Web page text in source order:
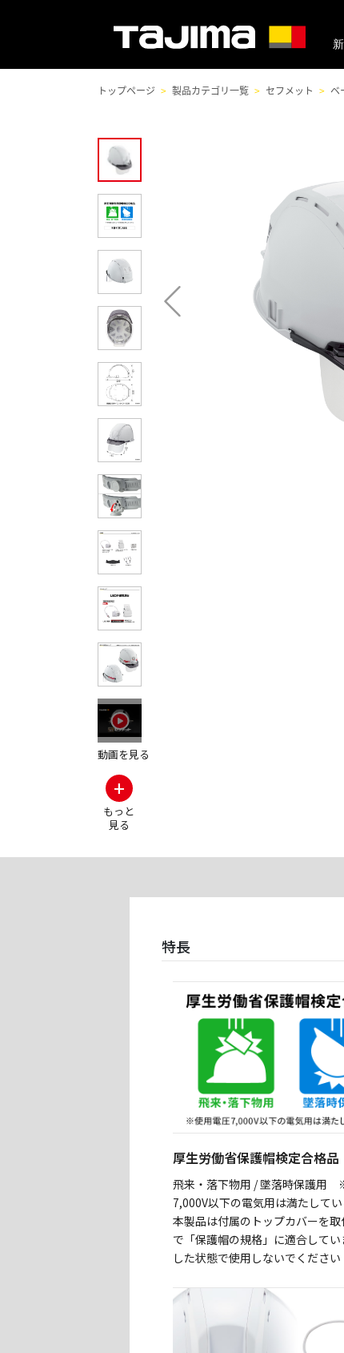
トップページ 製品カテゴリ一覧 セフメット ベ
動画を見る
+
もっと
見る
その他の製
特長
厚生労働省保護帽検定合格品
飛来・落下物用 / 墜落時保護用
7,000V以下の電気用は満たして
本製品は付属のトップカバーを
で「保護帽の規格」に適合してい
した状態で使用しないでください